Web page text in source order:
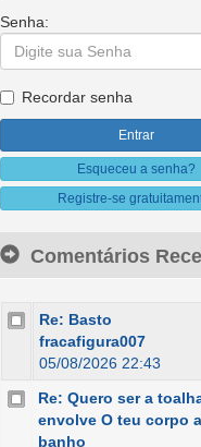
Senha:
Recordar senha
Esqueceu a senha?
Registre-se
Comentários
Re: Basto
fracafigura007
05/08/2026 22:43
Re: Quero ser a
envolve O teu corpo
banho